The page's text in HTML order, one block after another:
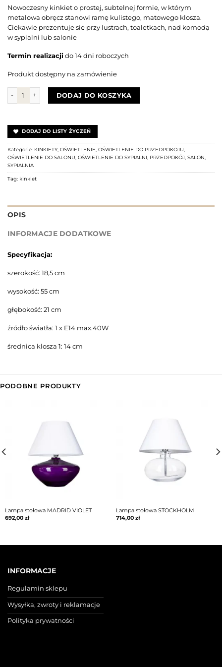
Nowoczesny kinkiet o prostej, subtelnej formie, w którym
metalowa obręcz stanowi ramę kulistego, matowego klosza.
Ciekawie prezentuje się przy lustrach, toaletkach, nad komodą
w sypialni lub salonie
Termin realizacjido 14 dni roboczych
Produkt dostępny na zamówienie
ilość Klinkiet RIVA WALL BLACK
DODAJ DO KOSZYKA
DODAJ DO LISTY ŻYCZEŃ
Kategorie: KINKIETY, OŚWIETLENIE, OŚWIETLENIE DO PRZEDPOKOJU,
OŚWIETLENIE DO SALONU, OŚWIETLENIE DO SYPIALNI, PRZEDPOKÓJ, SALON,
SYPIALNIA
Tag: kinkiet
OPIS
INFORMACJE DODATKOWE
Specyfikacja:
szerokość: 18,5 cm
wysokość: 55 cm
głębokość: 21 cm
źródło światła: 1 x E14 max.40W
średnica klosza 1: 14 cm
PODOBNE PRODUKTY
Lampa stołowa MADRID VIOLET
692,00 zł
Lampa stołowa STOCKHOLM
714,00 zł
INFORMACJE
Regulamin sklepu
Wysyłka, zwroty i reklamacje
Polityka prywatności